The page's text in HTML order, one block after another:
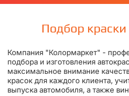
Подбор
Компания "Колормаркет" -
подбора и изготовления
максимальное внимание
красок для каждого клиента,
выпуска автомобиля, а также